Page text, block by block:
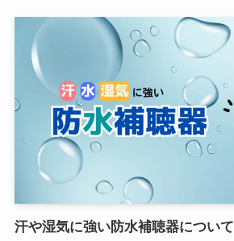
汗や湿気に強い防水補聴器について